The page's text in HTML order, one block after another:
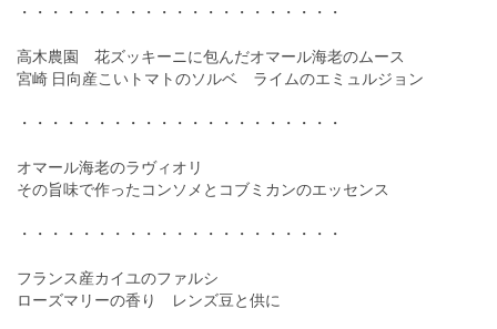
・・・・・・・・・・・・・・・・・・・・・
高木農園 花ズッキーニに包んだオマール海老のムース
宮崎 日向産こいトマトのソルベ ライムのエミュルジョン
・・・・・・・・・・・・・・・・・・・・・
オマール海老のラヴィオリ
その旨味で作ったコンソメとコブミカンのエッセンス
・・・・・・・・・・・・・・・・・・・・・
フランス産カイユのファルシ
ローズマリーの香り レンズ豆と供に